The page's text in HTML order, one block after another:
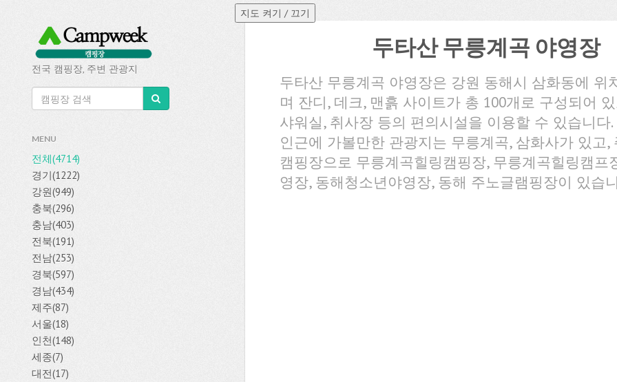
전국 캠핑장, 주변 관광지
MENU
전체(4714)
경기(1222)
강원(949)
충북(296)
충남(403)
전북(191)
전남(253)
경북(597)
경남(434)
제주(87)
서울(18)
인천(148)
세종(7)
대전(17)
두타산 무릉계곡 야영장
두타산 무릉계곡 야영장은 강원 동해시 삼화동에 위
며 잔디, 데크, 맨흙 사이트가 총 100개로 구성되어
샤워실, 취사장 등의 편의시설을 이용할 수 있습니다.
인근에 가볼만한 관광지는 무릉계곡, 삼화사가 있고,
캠핑장으로 무릉계곡힐링캠핑장, 무릉계곡힐링캠프
영장, 동해청소년야영장, 동해 주노글램핑장이 있습